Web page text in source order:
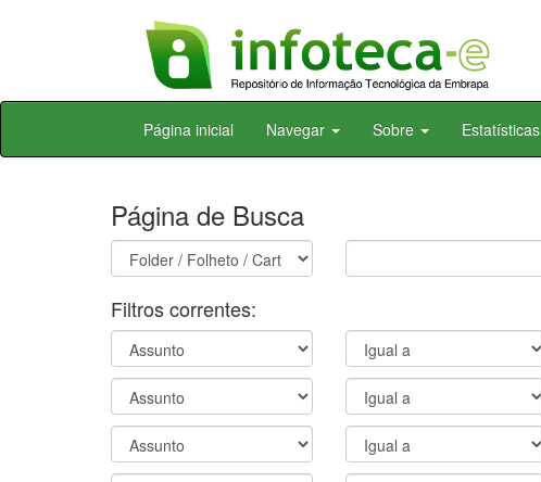
Skip
Página inicial Navegar Sobre Estatísticas
Página de Busca
Filtros correntes: